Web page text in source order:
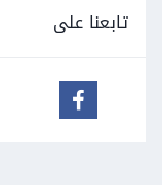
تابعنا على